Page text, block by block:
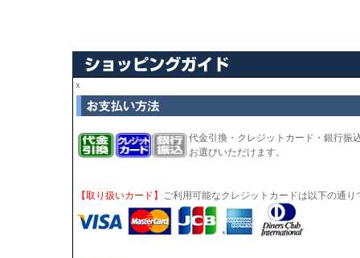
ｘ
代金引換・クレジットカード・銀行振
お選びいただけます。
【取り扱いカード】 ご利用可能なクレジットカードは以下の通り